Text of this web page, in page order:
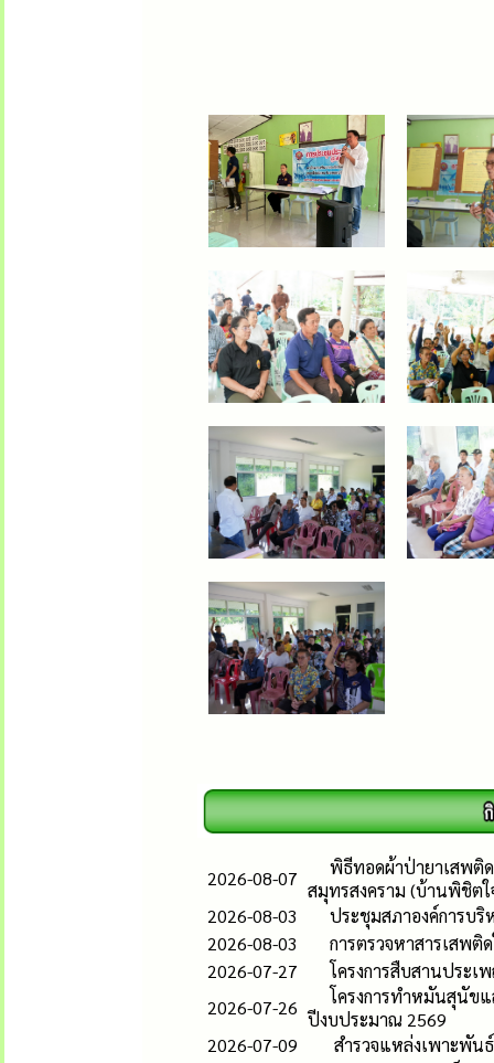
2026-08-07
พิธีทอดผ้าป่ายาเสพติ
สมุทรสงคราม (บ้านพิชิต
2026-08-03
ประชุมสภาองค์การบ
2026-08-03
การตรวจหาสารเสพติ
2026-07-27
โครงการสืบสานประ
2026-07-26
โครงการทำหมันสุนัข
ปีงบประมาณ 2569
2026-07-09
สำรวจแหล่งเพาะพัน